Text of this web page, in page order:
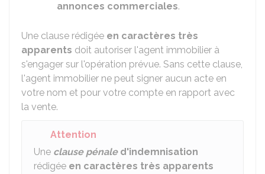
annonces commerciales.
Une clause rédigée en caractères très
apparents doit autoriser l'agent immobilier à
s'engager sur l'opération prévue. Sans cette clause,
l'agent immobilier ne peut signer aucun acte en
votre nom et pour votre compte en rapport avec
la vente.
Attention
Une clause pénaled'indemnisation
rédigée en caractères très apparents